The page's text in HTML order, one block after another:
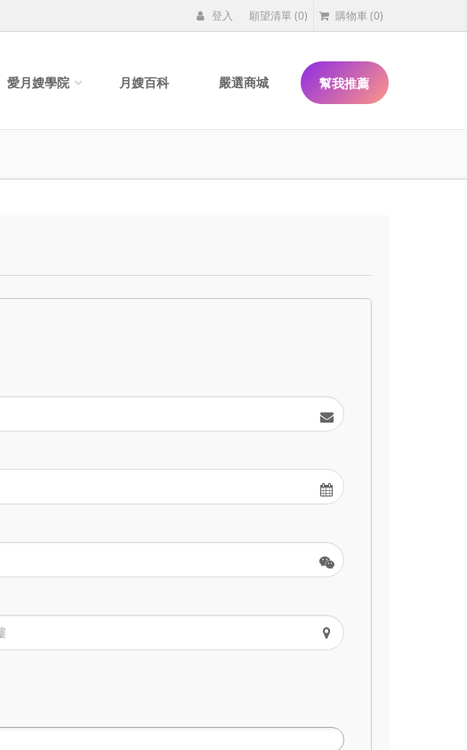
登入 願望清單(0) 購物車 (0)
愛月嫂學院 月嫂百科 嚴選商城 幫我推薦